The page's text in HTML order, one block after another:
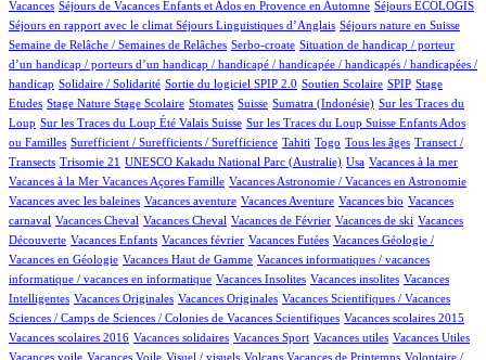
Vacances
62/856 Séjours de Vacances Enfants et Ados en Provence en Automne
4/856 Séjours ECOLOGIS
13/856
Séjours en rapport avec le climat
65/856 Séjours Linguistiques d’Anglais
9/856 Séjours nature en Suisse
100/856
Semaine de Relâche / Semaines de Relâches
10/856 Serbo-croate
2/856
Situation de handicap / porteur
d’un handicap / porteurs d’un handicap / handicapé / handicapée / handicapés / handicapées /
handicap
2/856 Solidaire / Solidarité
3/856 Sortie du logiciel SPIP 2.0
52/856 Soutien Scolaire
3/856 SPIP
1/856
Stage
Etudes
1/856Stage Nature
10/856 Stage Scolaire
1/856 Stomates
163/856 Suisse
5/856 Sumatra (Indonésie)
2/856
Sur les Traces du
Loup
8/856Sur les Traces du Loup Été Valais Suisse
6/856
Sur les Traces du Loup Suisse Enfants Ados
ou Familles
2/856 Surefficient / Surefficients / Surefficience
42/856 Tahiti
7/856 Togo
9/856 Tous les âges
100/856
Transect /
Transects
2/856 Trisomie 21
1/856 UNESCO Kakadu National Parc (Australie)
10/856 Usa
1/856 Vacances à la mer
1/856
Vacances à la Mer
1/856 Vacances Açores Famille
69/856 Vacances Astronomie / Vacances en Astronomie
1/856
Vacances avec les baleines
1/856 Vacances aventure
10/856 Vacances Aventure
1/856 Vacances bio
1/856
Vacances
carnaval
106/856Vacances Cheval
1/856 Vacances Cheval
18/856 Vacances de Février
1/856 Vacances de ski
1/856
Vacances
Découverte
68/856 Vacances Enfants
1/856 Vacances février
2/856 Vacances Futées
18/856
Vacances Géologie /
Vacances en Géologie
1/856 Vacances Haut de Gamme
1/856
Vacances informatiques / vacances
informatique / vacances en informatique
1/856 Vacances Insolites
2/856 Vacances insolites
1/856
Vacances
Intelligentes
2/856 Vacances Originales
1/856 Vacances Originales
11/856
Vacances Scientifiques / Vacances
Sciences / Camps de Sciences / Colonies de Vacances Scientifiques
1/856 Vacances scolaires 2015
1/856
Vacances scolaires 2016
1/856 Vacances solidaires
1/856 Vacances Sport
1/856 Vacances utiles
1/856 Vacances Utiles
1/856
Vacances voile
1/856 Vacances Voile
2/856 Visuel / visuels
11/856 Volcans Vacances de Printemps
1/856
Volontaire /